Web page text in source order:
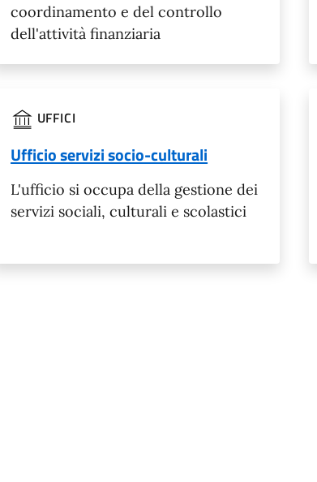
coordinamento e del controllo
dell'attività finanziaria
UFFICI
Ufficio servizi socio-culturali
L'ufficio si occupa della gestione dei
servizi sociali, culturali e scolastici